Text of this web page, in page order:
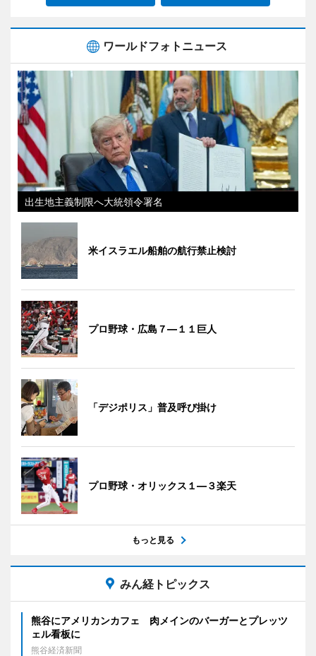
ワールドフォトニュース
出生地主義制限へ大統領令署名
米イスラエル船舶の航行禁止検討
プロ野球・広島７―１１巨人
「デジポリス」普及呼び掛け
プロ野球・オリックス１―３楽天
もっと見る
みん経トピックス
熊谷にアメリカンカフェ 肉メインのバーガーとプレッツ
ェル看板に
熊谷経済新聞